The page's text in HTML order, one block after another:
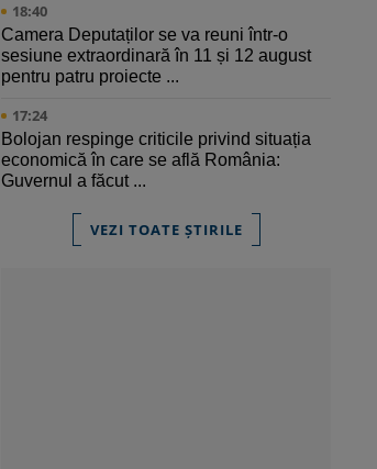
18:40
Camera Deputaților se va reuni într-o
sesiune extraordinară în 11 și 12 august
pentru patru proiecte ...
17:24
Bolojan respinge criticile privind situația
economică în care se află România:
Guvernul a făcut ...
VEZI TOATE ȘTIRILE